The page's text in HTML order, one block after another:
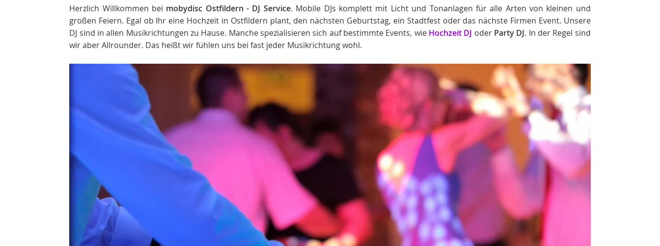
Herzlich Willkommen bei mobydisc Ostfildern - DJ Service. Mobile DJs komplett mit Licht und Tonanlagen für alle Arten von kleinen und
großen Feiern. Egal ob Ihr eine Hochzeit in Ostfildern plant, den nächsten Geburtstag, ein Stadtfest oder das nächste Firmen Event. Unsere
DJ sind in allen Musikrichtungen zu Hause. Manche spezialisieren sich auf bestimmte Events, wie Hochzeit DJ oder Party DJ. In der Regel sind
wir aber Allrounder. Das heißt wir fühlen uns bei fast jeder Musikrichtung wohl.